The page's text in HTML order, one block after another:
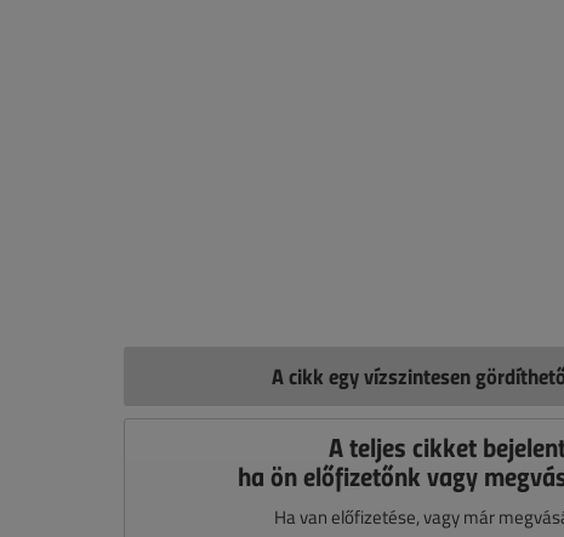
A cikk egy vízszintesen
A teljes cikket
ha ön előfizetőnk vagy
Ha van előfizetése, vagy már